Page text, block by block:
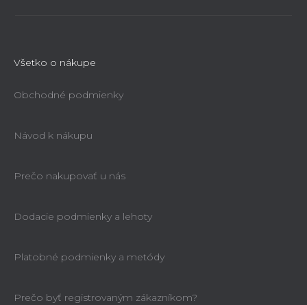
Všetko o nákupe
Obchodné podmienky
Návod k nákupu
Prečo nakupovať u nás
Dodacie podmienky a lehoty
Platobné podmienky a metódy
Prečo byť registrovaným zákazníkom?